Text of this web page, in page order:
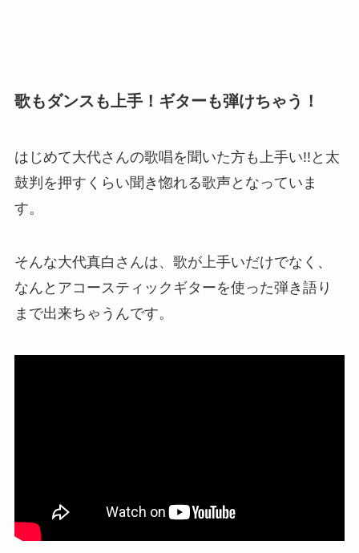
歌もダンスも上手！ギターも弾けちゃう！
はじめて大代さんの歌唱を聞いた方も上手い!!と太
鼓判を押すくらい聞き惚れる歌声となっていま
す。
そんな大代真白さんは、歌が上手いだけでなく、
なんとアコースティックギターを使った弾き語り
まで出来ちゃうんです。